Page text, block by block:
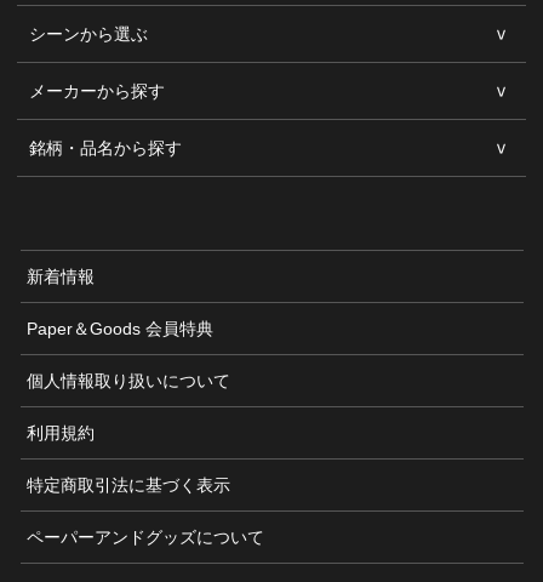
シーンから選ぶ
メーカーから探す
銘柄・品名から探す
新着情報
Paper＆Goods 会員特典
個人情報取り扱いについて
利用規約
特定商取引法に基づく表示
ペーパーアンドグッズについて